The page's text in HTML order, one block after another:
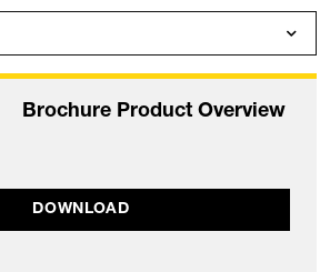
Brochure Product Overview
DOWNLOAD